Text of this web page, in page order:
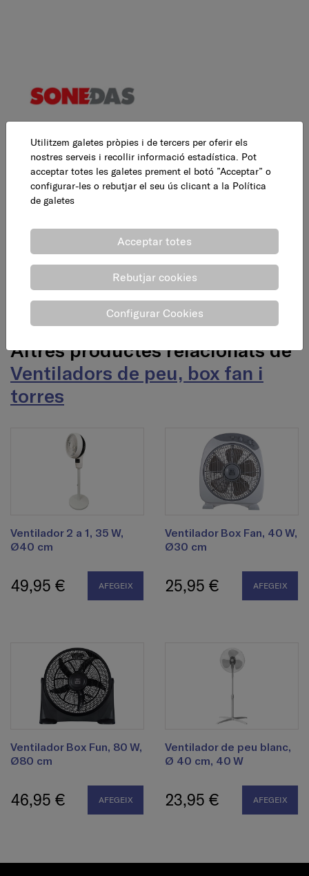
Mesures embalatge
Llarg : 50,80 cm
Pes : 3 Kg
Altres productes relacionats de
Ventiladors de peu, box fan i
torres
Ventilador 2 a 1, 35 W,
Ø40 cm
49,95 € AFEGEIX
Ventilador Box Fan, 40 W,
Ø30 cm
25,95 € AFEGEIX
Ventilador Box Fun, 80 W,
Ø80 cm
46,95 € AFEGEIX
Ventilador de peu blanc,
Ø 40 cm, 40 W
23,95 € AFEGEIX
Utilitzem galetes pròpies i de tercers per oferir els
nostres serveis i recollir informació estadística. Pot
acceptar totes les galetes prement el botó ”Acceptar” o
configurar-les o rebutjar el seu ús clicant a la Política
de galetes
Acceptar totes
Rebutjar cookies
Configurar Cookies